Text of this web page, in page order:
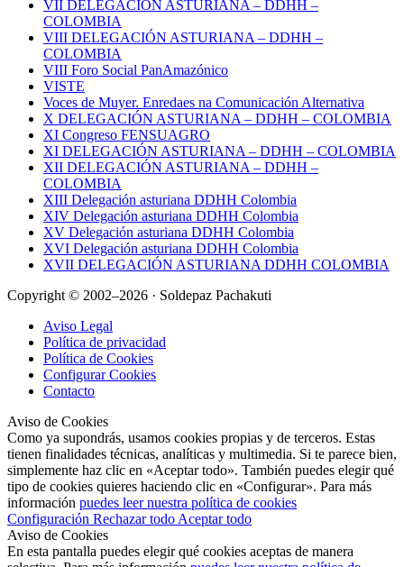
VII DELEGACIÓN ASTURIANA – DDHH –
COLOMBIA
VIII DELEGACIÓN ASTURIANA – DDHH –
COLOMBIA
VIII Foro Social PanAmazónico
VISTE
Voces de Muyer. Enredaes na Comunicación Alternativa
X DELEGACIÓN ASTURIANA – DDHH – COLOMBIA
XI Congreso FENSUAGRO
XI DELEGACIÓN ASTURIANA – DDHH – COLOMBIA
XII DELEGACIÓN ASTURIANA – DDHH –
COLOMBIA
XIII Delegación asturiana DDHH Colombia
XIV Delegación asturiana DDHH Colombia
XV Delegación asturiana DDHH Colombia
XVI Delegación asturiana DDHH Colombia
XVII DELEGACIÓN ASTURIANA DDHH COLOMBIA
Copyright © 2002–2026 · Soldepaz Pachakuti
Aviso Legal
Política de privacidad
Política de Cookies
Configurar Cookies
Contacto
Aviso de Cookies
Como ya supondrás, usamos cookies propias y de terceros. Estas
tienen finalidades técnicas, analíticas y multimedia. Si te parece bien,
simplemente haz clic en «Aceptar todo». También puedes elegir qué
tipo de cookies quieres haciendo clic en «Configurar». Para más
información puedes leer nuestra política de cookies
Configuración Rechazar todo Aceptar todo
Aviso de Cookies
En esta pantalla puedes elegir qué cookies aceptas de manera